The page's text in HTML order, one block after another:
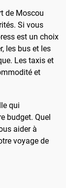
de Moscou
Si vous
est un choix
les bus et les
Les taxis et
et
qui
budget. Quel
aider à
voyage de